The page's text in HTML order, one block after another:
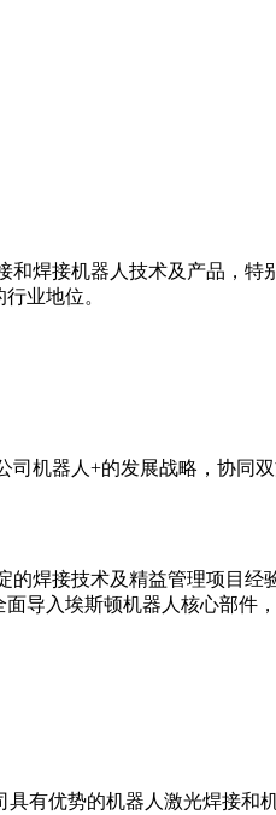
焊接机器人技术及产品，
业地位。
机器人+的发展战略，协同
焊接技术及精益管理项目
导入埃斯顿机器人核心部件
有优势的机器人激光焊接和